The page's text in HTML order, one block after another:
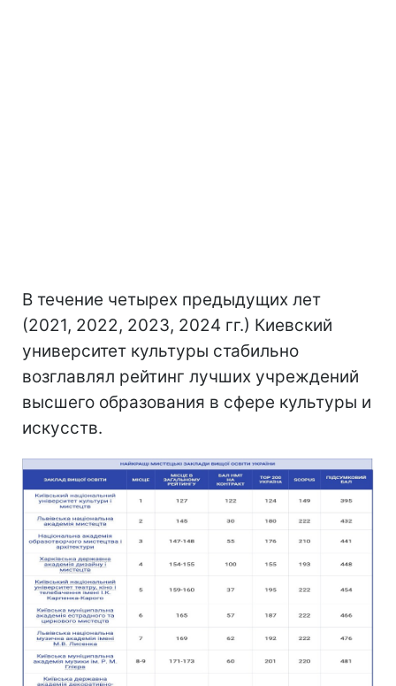
В течение четырех предыдущих лет
(2021, 2022, 2023, 2024 гг.) Киевский
университет культуры стабильно
возглавлял рейтинг лучших учреждений
высшего образования в сфере культуры и
искусств.